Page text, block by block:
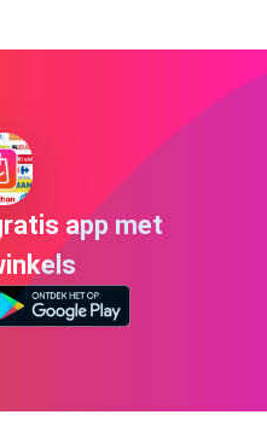
app met